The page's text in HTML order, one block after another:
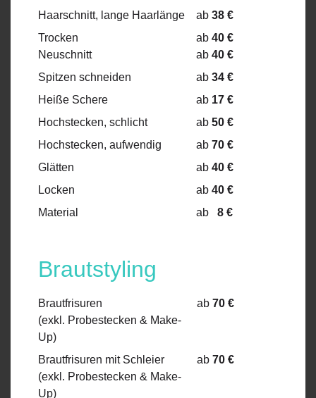
Haarschnitt, lange Haarlänge
ab 38 €
Trocken
ab 40 €
Neuschnitt
ab 40 €
Spitzen schneiden
ab 34 €
Heiße Schere
ab 17 €
Hochstecken, schlicht
ab 50 €
Hochstecken, aufwendig
ab 70 €
Glätten
ab 40 €
Locken
ab 40 €
Material
ab 8 €
Brautstyling
Brautfrisuren
(exkl. Probestecken & Make-
Up)
ab 70 €
Brautfrisuren mit Schleier
(exkl. Probestecken & Make-
Up)
ab 70 €